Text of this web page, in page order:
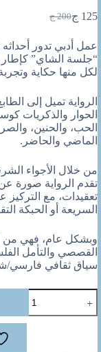
200 ج
السعر
هو:
200 ج.
125 جالسعر
هو:
125 ج.
عمل أدبي تدور
“جلسة الشاي”
لكل منها حكاية
الرواية تميل إلى
الحوار والذكريات
الحب، والحنين،
الماضي والحاضر.
من خلال الأجواء
تقدم الرواية صورة عن
تعقيدات، مع التركيز
السريعة أو الحبكة
وبشكل عام، فهي من
القصصي والتأمل
سياق ثقافي فارسي/
جلسة
شاى